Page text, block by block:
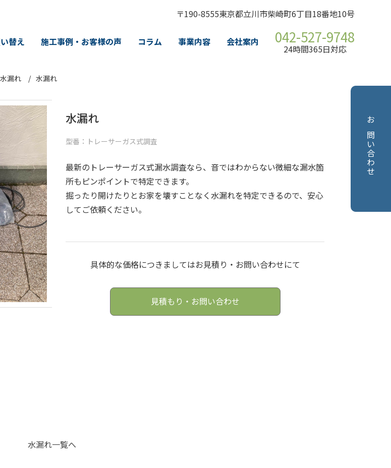
〒190-8555東京都立川市柴崎町6丁目18番地10号
替え 施工事例・お客様の声 コラム 事業内容 会社案内 042-527-9748
24時間365日対応
お問い合わせ
水漏れ 水漏れ
水漏れ
型番：トレーサーガス式調査
最新のトレーサーガス式漏水調査なら、音ではわからない微細な漏水箇
所もピンポイントで特定できます。
掘ったり開けたりとお家を壊すことなく水漏れを特定できるので、安心
してご依頼ください。
具体的な価格につきましてはお見積り・お問い合わせにて
見積もり・お問い合わせ
水漏れ一覧へ